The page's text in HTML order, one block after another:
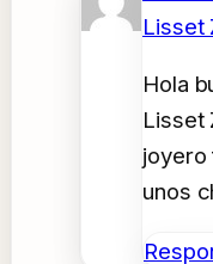
Lisset
Hola
Lisset
joyero
unos